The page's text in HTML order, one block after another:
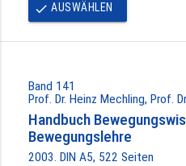
done AUSWÄHLEN
Band 141
Prof. Dr. Heinz Mechling, Prof.
Handbuch
Bewegungslehre
2003. DIN A5, 522 Seiten